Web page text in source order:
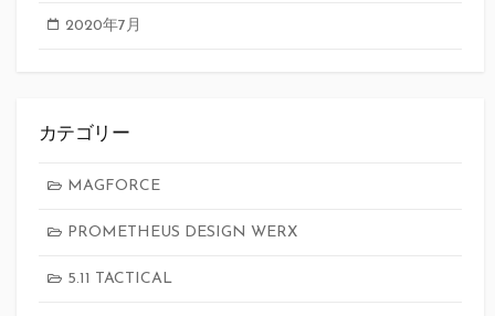
2020年7月
カテゴリー
MAGFORCE
PROMETHEUS DESIGN WERX
5.11 TACTICAL